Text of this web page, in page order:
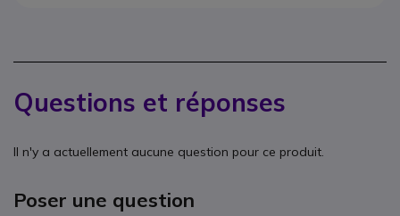
Questions et réponses
Il n'y a actuellement aucune question pour ce produit.
Poser une question